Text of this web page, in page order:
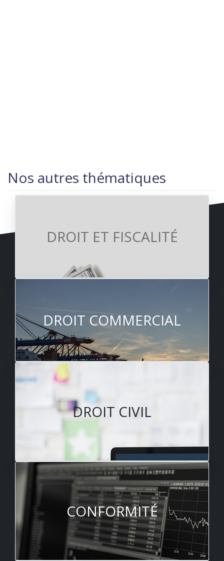
Nos autres thématiques
DROIT ET FISCALITÉ
DROIT COMMERCIAL
DROIT CIVIL
CONFORMITÉ